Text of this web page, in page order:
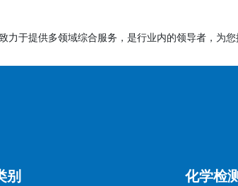
力于提供多领域综合服务，是行业内的领导者，为
别 化学检